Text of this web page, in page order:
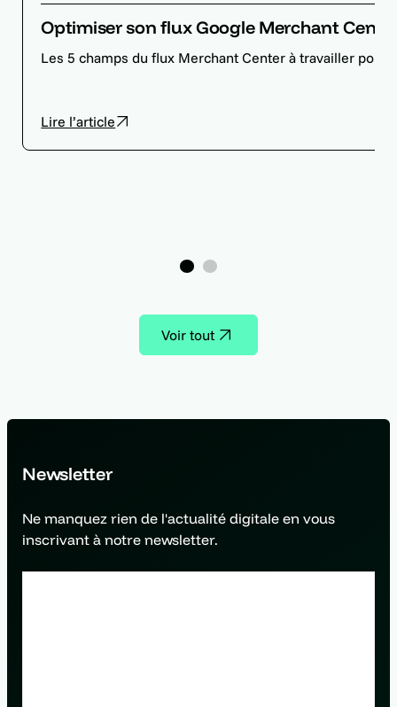
Optimiser son flux Google Merchant
Les 5 champs du flux Merchant Center à travailler
Lire l’article
Voir tout
Newsletter
Ne manquez rien de l'actualité digitale en vous
inscrivant à notre newsletter.